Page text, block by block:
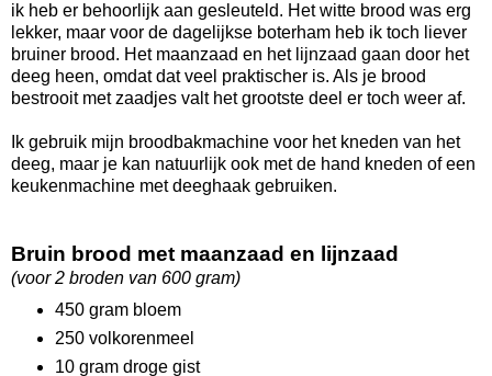
ik heb er behoorlijk aan gesleuteld. Het witte brood was erg
lekker, maar voor de dagelijkse boterham heb ik toch liever
bruiner brood. Het maanzaad en het lijnzaad gaan door het
deeg heen, omdat dat veel praktischer is. Als je brood
bestrooit met zaadjes valt het grootste deel er toch weer af.
Ik gebruik mijn broodbakmachine voor het kneden van het
deeg, maar je kan natuurlijk ook met de hand kneden of een
keukenmachine met deeghaak gebruiken.
Bruin brood met maanzaad en lijnzaad
(voor 2 broden van 600 gram)
450 gram bloem
250 volkorenmeel
10 gram droge gist